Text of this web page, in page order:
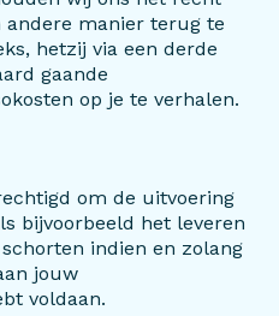
manier terug te
hetzij via een derde
gaande
op je te verhalen.
om de uitvoering
bijvoorbeeld het leveren
indien en zolang
jouw
voldaan.